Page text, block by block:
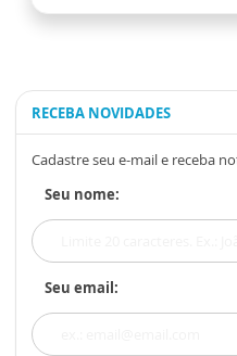
RECEBA NOVIDADES
Cadastre seu e-mail e receba
Seu nome:
Seu email: